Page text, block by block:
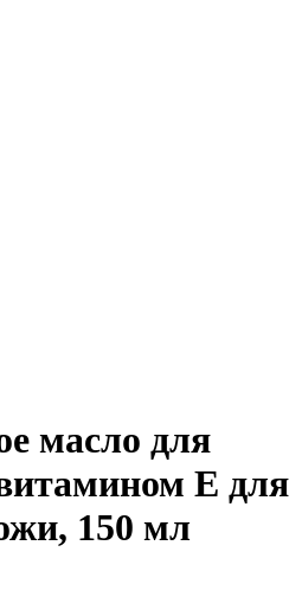
масло для
Е для
150 мл